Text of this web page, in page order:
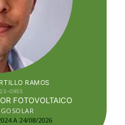
RAMOS
0955
FOTOVOLTAICO
A 24/08/2026